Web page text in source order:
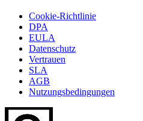
Cookie-Richtlinie
DPA
EULA
Datenschutz
Vertrauen
SLA
AGB
Nutzungsbedingungen